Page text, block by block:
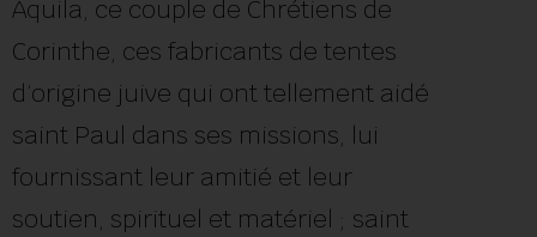
Aquila, ce couple de Chrétiens de
Corinthe, ces fabricants de tentes
d’origine juive qui ont tellement aidé
saint Paul dans ses missions, lui
fournissant leur amitié et leur
soutien, spirituel et matériel ; saint